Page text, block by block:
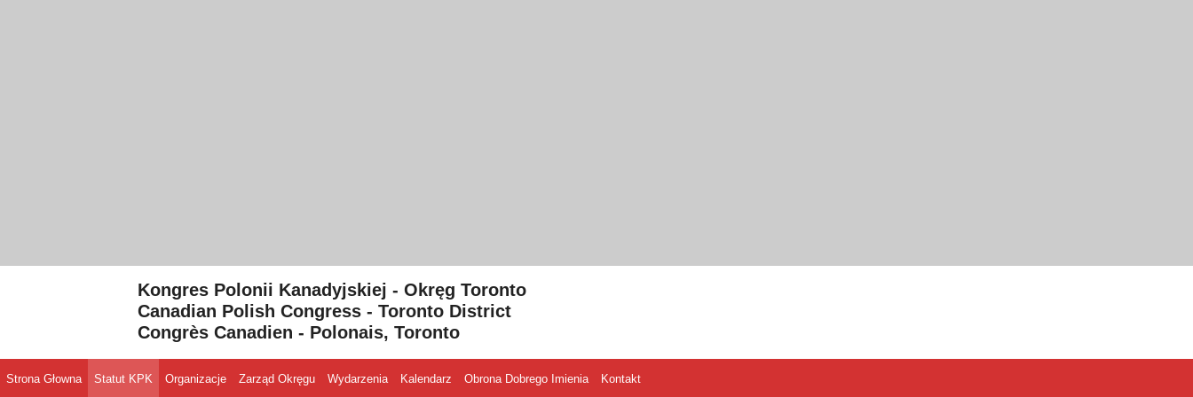
Kongres Polonii Kanadyjskiej - Okręg Toronto
Canadian Polish Congress - Toronto District
Congrès Canadien - Polonais, Toronto
Strona Głowna Statut KPK Organizacje Zarząd Okręgu Wydarzenia Kalendarz Obrona Dobrego Imienia Kontakt